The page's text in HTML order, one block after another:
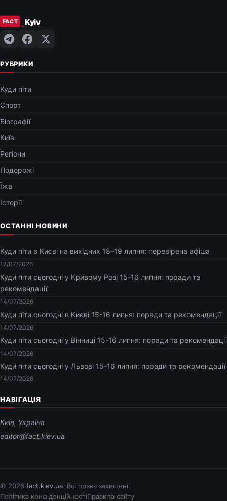
РУБРИКИ
Куди піти
Спорт
Біографії
Київ
Регіони
Подорожі
Їжа
Історії
ОСТАННІ НОВИНИ
Куди піти в Києві на вихідних 18–19 липня: перевірена афіша
17/07/2026
Куди піти сьогодні у Кривому Розі 15-16 липня: поради та
рекомендації
14/07/2026
Куди піти сьогодні в Києві 15-16 липня: поради та рекомендації
14/07/2026
Куди піти сьогодні у Вінниці 15-16 липня: поради та рекомендації
14/07/2026
Куди піти сьогодні у Львові 15-16 липня: поради та рекомендації
14/07/2026
НАВІГАЦІЯ
Київ, Україна
editor@fact.kiev.ua
© 2026 fact.kiev.ua. Всі права захищені.
Політика конфіденційностіПравила сайту